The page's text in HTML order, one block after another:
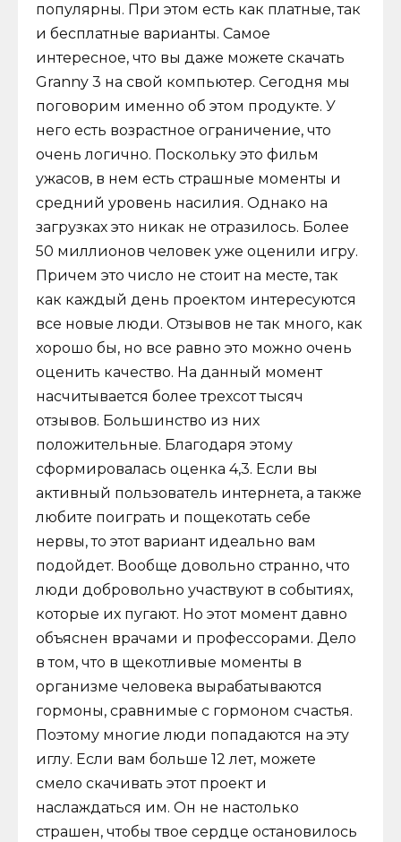
популярны. При этом есть как платные, так
и бесплатные варианты. Самое
интересное, что вы даже можете скачать
Granny 3 на свой компьютер. Сегодня мы
поговорим именно об этом продукте. У
него есть возрастное ограничение, что
очень логично. Поскольку это фильм
ужасов, в нем есть страшные моменты и
средний уровень насилия. Однако на
загрузках это никак не отразилось. Более
50 миллионов человек уже оценили игру.
Причем это число не стоит на месте, так
как каждый день проектом интересуются
все новые люди. Отзывов не так много, как
хорошо бы, но все равно это можно очень
оценить качество. На данный момент
насчитывается более трехсот тысяч
отзывов. Большинство из них
положительные. Благодаря этому
сформировалась оценка 4,3. Если вы
активный пользователь интернета, а также
любите поиграть и пощекотать себе
нервы, то этот вариант идеально вам
подойдет. Вообще довольно странно, что
люди добровольно участвуют в событиях,
которые их пугают. Но этот момент давно
объяснен врачами и профессорами. Дело
в том, что в щекотливые моменты в
организме человека вырабатываются
гормоны, сравнимые с гормоном счастья.
Поэтому многие люди попадаются на эту
иглу. Если вам больше 12 лет, можете
смело скачивать этот проект и
наслаждаться им. Он не настолько
страшен, чтобы твое сердце остановилось